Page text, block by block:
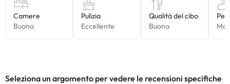
Seleziona un argomento per vedere le recensioni specifiche